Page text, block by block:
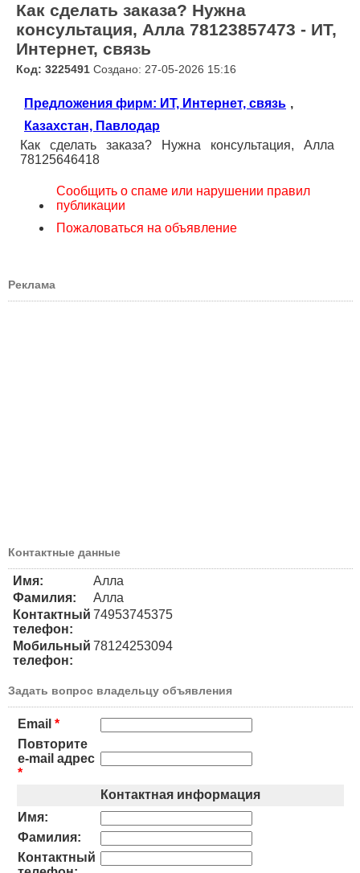
Как сделать заказа? Нужна
консультация, Алла 78123857473 - ИТ,
Интернет, связь
Код: 3225491 Создано: 27-05-2026 15:16
Предложения фирм: ИТ, Интернет, связь ,
Казахстан, Павлодар
Как сделать заказа? Нужна консультация, Алла
78125646418
Сообщить о спаме или нарушении правил
публикации
Пожаловаться на объявление
Реклама
Контактные данные
Имя:
Алла
Фамилия:
Алла
Контактный
телефон:
74953745375
Мобильный
телефон:
78124253094
Задать вопрос владельцу объявления
Email *
Повторите
e-mail адрес
*
Контактная информация
Имя:
Фамилия:
Контактный